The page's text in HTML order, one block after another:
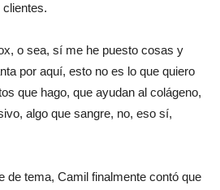
o sea, sí me he puesto cosas y
por aquí, esto no es lo que quiero
que hago, que ayudan al colágeno,
algo que sangre, no, eso sí,
de tema, Camil finalmente contó que